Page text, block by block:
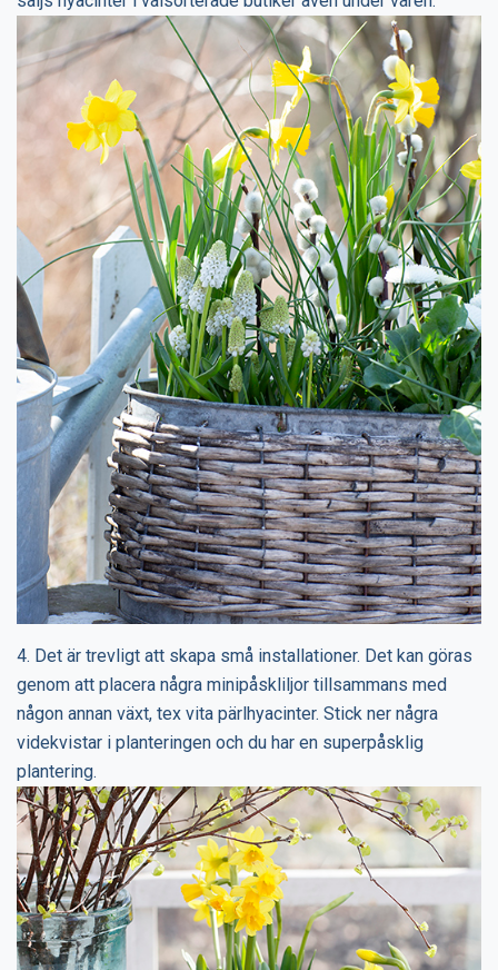
4. Det är trevligt att skapa små installationer. Det kan göras
genom att placera några minipåskliljor tillsammans med
någon annan växt, tex vita pärlhyacinter. Stick ner några
videkvistar i planteringen och du har en superpåsklig
plantering.